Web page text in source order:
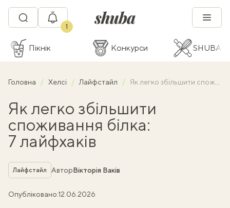
1
Пікнік Конкурси SHUBA
Головна Хелсі Лайфстайл Як легко збільшити споживання білка: 7 лайфхаків
Як легко збільшити
споживання білка:
7 лайфхаків
Рубрика
Лайфстайл АвторВікторія Ваків
Опубліковано:12.06.2026